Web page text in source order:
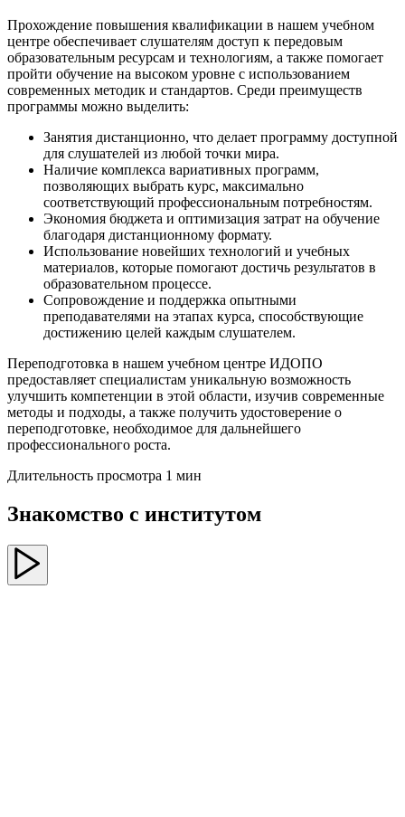
Прохождение повышения квалификации в нашем учебном
центре обеспечивает слушателям доступ к передовым
образовательным ресурсам и технологиям, а также помогает
пройти обучение на высоком уровне с использованием
современных методик и стандартов. Среди преимуществ
программы можно выделить:
Занятия дистанционно, что делает программу доступной
для слушателей из любой точки мира.
Наличие комплекса вариативных программ,
позволяющих выбрать курс, максимально
соответствующий профессиональным потребностям.
Экономия бюджета и оптимизация затрат на обучение
благодаря дистанционному формату.
Использование новейших технологий и учебных
материалов, которые помогают достичь результатов в
образовательном процессе.
Сопровождение и поддержка опытными
преподавателями на этапах курса, способствующие
достижению целей каждым слушателем.
Переподготовка в нашем учебном центре ИДОПО
предоставляет специалистам уникальную возможность
улучшить компетенции в этой области, изучив современные
методы и подходы, а также получить удостоверение о
переподготовке, необходимое для дальнейшего
профессионального роста.
Длительность просмотра 1 мин
Знакомство с институтом